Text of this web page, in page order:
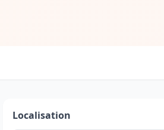
Localisation